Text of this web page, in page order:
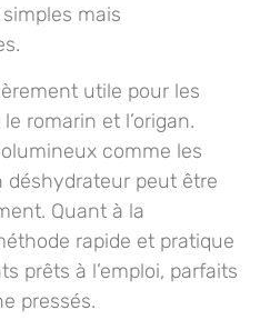
mais
utile pour les
romarin et l’origan.
comme les
peut être
Quant à la
rapide et pratique
prêts à l’emploi, parfaits
pressés.